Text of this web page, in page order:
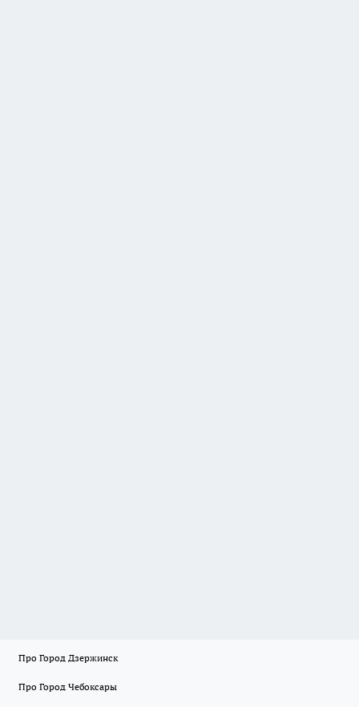
Про Город Дзержинск
Про Город Чебоксары